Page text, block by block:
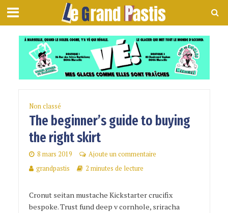
Non classé
The beginner’s guide to buying
the right skirt
8 mars 2019
Ajoute un commentaire
grandpastis
2 minutes de lecture
Cronut seitan mustache Kickstarter crucifix
bespoke. Trust fund deep v cornhole, sriracha